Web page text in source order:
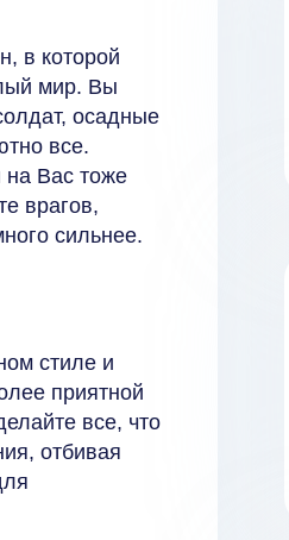
в которой
мир. Вы
осадные
все.
на Вас тоже
врагов,
сильнее.
стиле и
приятной
все, что
отбивая